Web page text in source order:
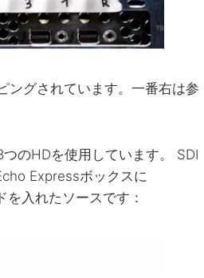
ングされています。一番右は参
のHDを使用しています。 SDI
Expressボックスに
入れたソースです：